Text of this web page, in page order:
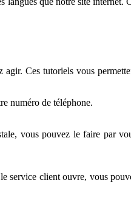
Ces tutoriels vous
numéro de téléphone.
vous pouvez le faire par
service client ouvre, vous